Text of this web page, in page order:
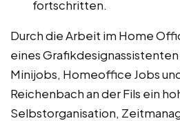
fortschritten.
Durch die Arbeit im Home
eines
Minijobs, Homeoffice Jobs
Reichenbach an der Fils ein
Selbstorganisation,